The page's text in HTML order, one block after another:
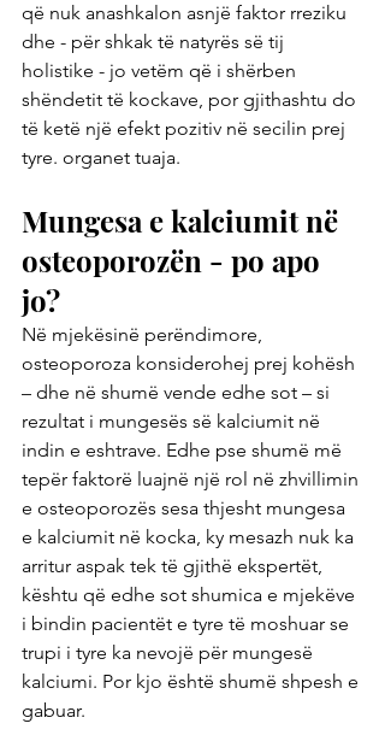
që nuk anashkalon asnjë faktor rreziku
dhe - për shkak të natyrës së tij
holistike - jo vetëm që i shërben
shëndetit të kockave, por gjithashtu do
të ketë një efekt pozitiv në secilin prej
tyre. organet tuaja.
Mungesa e kalciumit në
osteoporozën - po apo
jo?
Në mjekësinë perëndimore,
osteoporoza konsiderohej prej kohësh
– dhe në shumë vende edhe sot – si
rezultat i mungesës së kalciumit në
indin e eshtrave. Edhe pse shumë më
tepër faktorë luajnë një rol në zhvillimin
e osteoporozës sesa thjesht mungesa
e kalciumit në kocka, ky mesazh nuk ka
arritur aspak tek të gjithë ekspertët,
kështu që edhe sot shumica e mjekëve
i bindin pacientët e tyre të moshuar se
trupi i tyre ka nevojë për mungesë
kalciumi. Por kjo është shumë shpesh e
gabuar.